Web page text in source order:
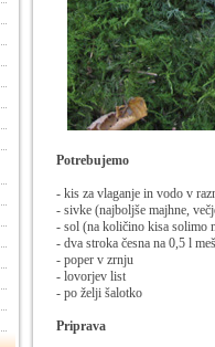
Potrebujemo
- kis za vlaganje in vodo v
- sivke (najboljše majhne,
- sol (na količino kisa solimo
- dva stroka česna na 0,5 l
- poper v zrnju
- lovorjev list
- po želji šalotko
Priprava